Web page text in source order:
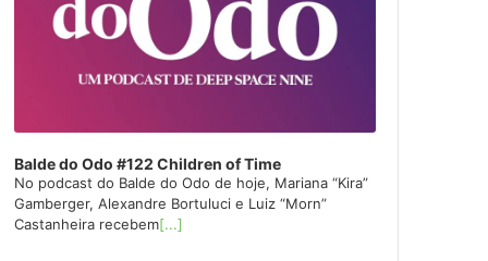
Balde do Odo #122 Children of Time
No podcast do Balde do Odo de hoje, Mariana “Kira”
Gamberger, Alexandre Bortuluci e Luiz “Morn”
Castanheira recebem[...]